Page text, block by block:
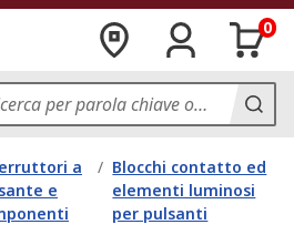
0
a
e
/ Blocchi contatto ed
elementi luminosi
per pulsanti